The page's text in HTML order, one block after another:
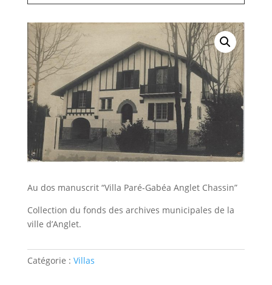
Au dos manuscrit “Villa Paré-Gabéa Anglet Chassin”
Collection du fonds des archives municipales de la
ville d’Anglet.
Catégorie : Villas